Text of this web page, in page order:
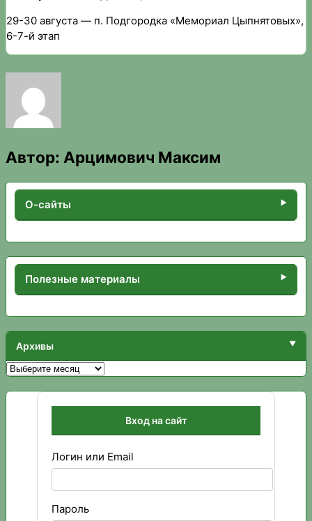
29-30 августа — п. Подгородка «Мемориал Цыпнятовых»,
6-7-й этап
Автор: Арцимович Максим
О-сайты
Полезные материалы
Архивы
Архивы
Вход на сайт
Логин или Email
Пароль